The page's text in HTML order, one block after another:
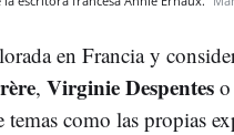
en Francia y
, Virginie Despentes o
temas como las propias